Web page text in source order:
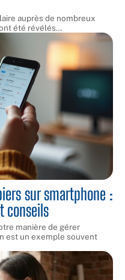
auprès de nombreux
été révélés…
sur smartphone :
conseils
manière de gérer
est un exemple souvent